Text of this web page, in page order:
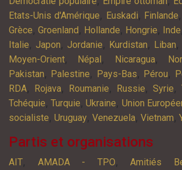
Etats-Unis d'Amérique, Euskadi, Finlande,
Grèce, Groenland , Hollande, Hongrie, Inde
Italie, Japon, Jordanie, Kurdistan, Liban,
Moyen-Orient, Népal , Nicaragua,
Pakistan, Palestine, Pays-Bas, Pérou,
RDA, Rojava, Roumanie, Russie, Syrie,
Tchéquie,Turquie,Ukraine, Union
socialiste, Uruguay, Venezuela, Vietnam,
Partis et organisations
AIT, AMADA - TPO,Amitiés